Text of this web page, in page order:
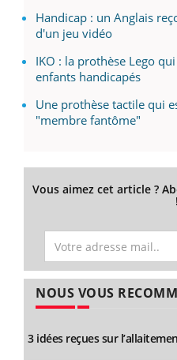
Handicap : un Anglais
d'un jeu vidéo
IKO : la prothèse Lego
enfants handicapés
Une prothèse tactile qui
"membre fantôme"
Vous aimez cet article ?
!
NOUS VOUS
3 idées reçues sur